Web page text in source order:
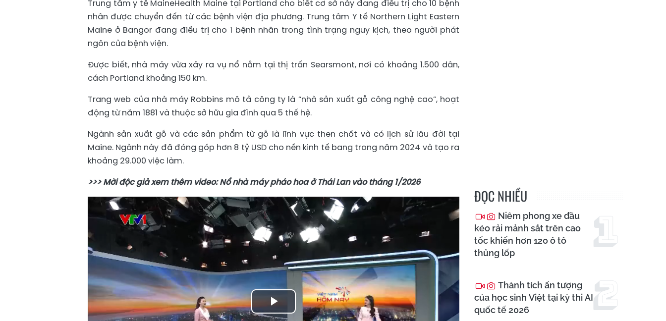
Trung tâm y tế MaineHealth Maine tại Portland cho biết cơ sở này đang điều trị cho 10 bệnh
nhân được chuyển đến từ các bệnh viện địa phương. Trung tâm Y tế Northern Light Eastern
Maine ở Bangor đang điều trị cho 1 bệnh nhân trong tình trạng nguy kịch, theo người phát
ngôn của bệnh viện.
Được biết, nhà máy vừa xảy ra vụ nổ nằm tại thị trấn Searsmont, nơi có khoảng 1.500 dân,
cách Portland khoảng 150 km.
Trang web của nhà máy Robbins mô tả công ty là “nhà sản xuất gỗ công nghệ cao”, hoạt
động từ năm 1881 và thuộc sở hữu gia đình qua 5 thế hệ.
Ngành sản xuất gỗ và các sản phẩm từ gỗ là lĩnh vực then chốt và có lịch sử lâu đời tại
Maine. Ngành này đã đóng góp hơn 8 tỷ USD cho nền kinh tế bang trong năm 2024 và tạo ra
khoảng 29.000 việc làm.
>>> Mời độc giả xem thêm video: Nổ nhà máy pháo hoa ở Thái Lan vào tháng 1/2026
Play
ĐỌC NHIỀU
Niêm phong xe đầu
kéo rải mảnh sắt trên cao
tốc khiến hơn 120 ô tô
thủng lốp
Thành tích ấn tượng
của học sinh Việt tại kỳ thi AI
quốc tế 2026